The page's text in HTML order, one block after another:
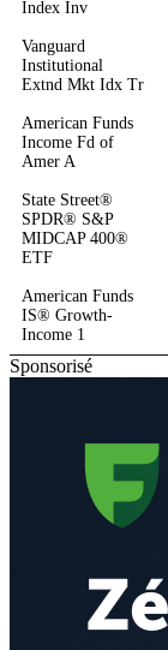
Index Inv
Vanguard
Institutional
Extnd Mkt Idx Tr
American Funds
Income Fd of
Amer A
State Street®
SPDR® S&P
MIDCAP 400®
ETF
American Funds
IS® Growth-
Income 1
Sponsorisé